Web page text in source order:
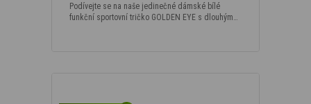
Podívejte se na naše jedinečné dámské bílé
funkční sportovní tričko GOLDEN EYE s dlouhým…